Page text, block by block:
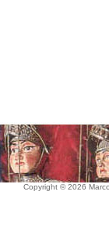
Copyright © 2026